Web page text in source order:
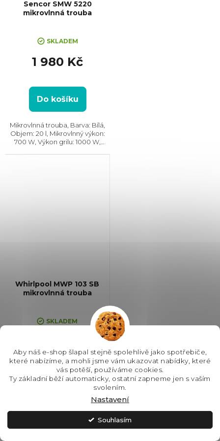
Aby náš e-shop šlapal stejně spolehlivě jako spotřebiče,
které nabízíme, a mohli jsme vám ukazovat nabídky, které
vás potěší, používáme cookies.
Ty základní běží automaticky, ostatní zapneme jen s vaším
svolením.
Nastavení
Souhlasím
Sencor SMW 5220
mikrovlnná trouba
SKLADEM
1 980 Kč
Do košíku
Mikrovlnná trouba, Barva: Bílá,
Objem: 20 l, Mikrovlnný výkon:
700 W, Výkon grilu: 1000 W,
Whirlpool MWP 103 SB
mikrovlnná trouba
SKLADEM
Do košíku
Mikrovlnná trouba, Barva:
Černá, Objem: 20 l, Mikrovlnný
výkon: 700 W, Výkon grilu: 1000
W, Systém tepelné úpravy: